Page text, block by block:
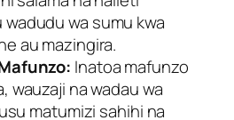
wadudu wa sumu kwa
au mazingira.
Inatoa mafunzo
wauzaji na wadau wa
matumizi sahihi na